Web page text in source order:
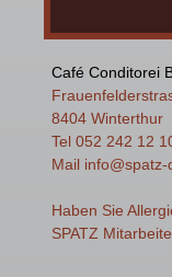
Café Conditorei
8404 Winterthur
Tel 052 242 12
Mail info@spatz-
Haben Sie
SPATZ